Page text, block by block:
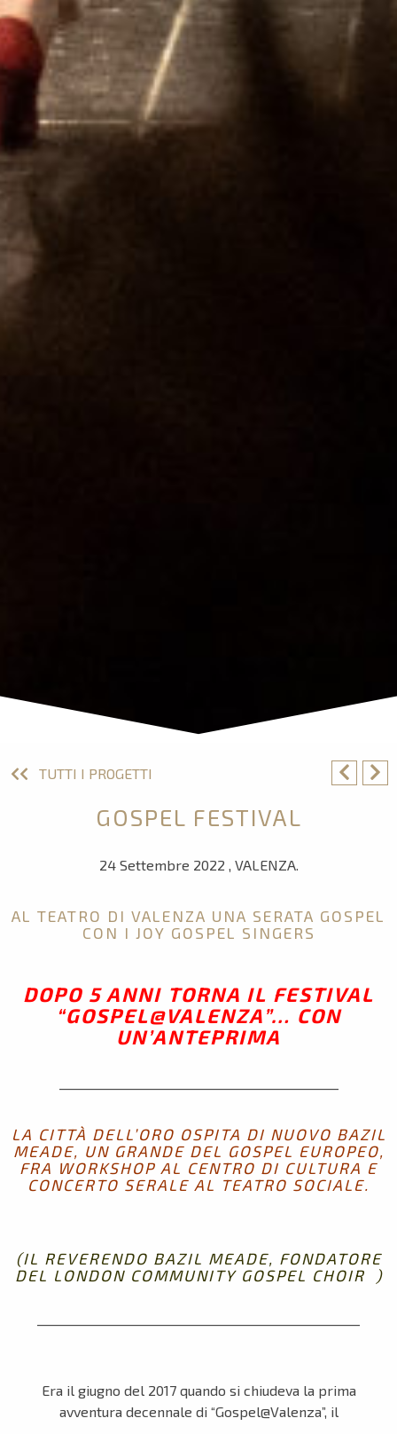
TUTTI I PROGETTI
GOSPEL FESTIVAL
24 Settembre 2022 , VALENZA.
AL TEATRO DI VALENZA UNA SERATA GOSPEL
CON I JOY GOSPEL SINGERS
DOPO 5 ANNI TORNA IL FESTIVAL
“GOSPEL@VALENZA”… CON
UN’ANTEPRIMA
LA CITTÀ DELL’ORO OSPITA DI NUOVO BAZIL
MEADE, UN GRANDE DEL GOSPEL EUROPEO,
FRA WORKSHOP AL CENTRO DI CULTURA E
CONCERTO SERALE AL TEATRO SOCIALE.
(IL REVERENDO BAZIL MEADE, FONDATORE
DEL LONDON COMMUNITY GOSPEL CHOIR )
Era il giugno del 2017 quando si chiudeva la prima
avventura decennale di “Gospel@Valenza”, il